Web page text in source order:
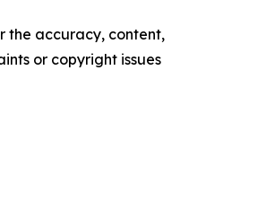
the accuracy, content,
or copyright issues